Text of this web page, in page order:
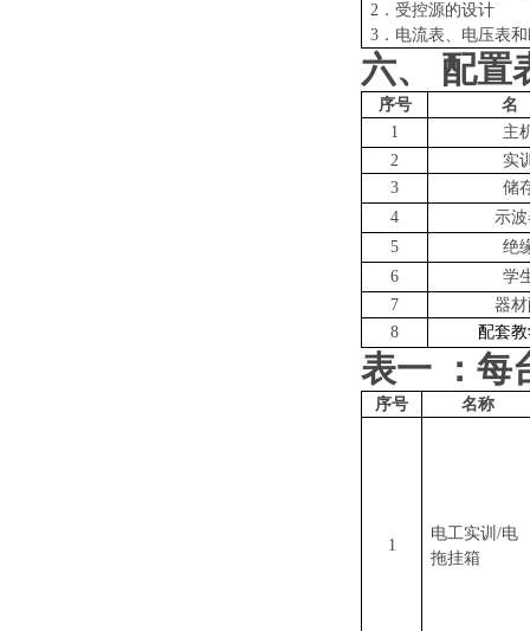
2．受控源的设计
3．电流表、电压表
六、 配置
序号
名
1
主
2
实
3
储
4
示
5
绝
6
学
7
器
8
配套
表一 ： 每
序号 名称
1
电工实训 /电
拖挂箱